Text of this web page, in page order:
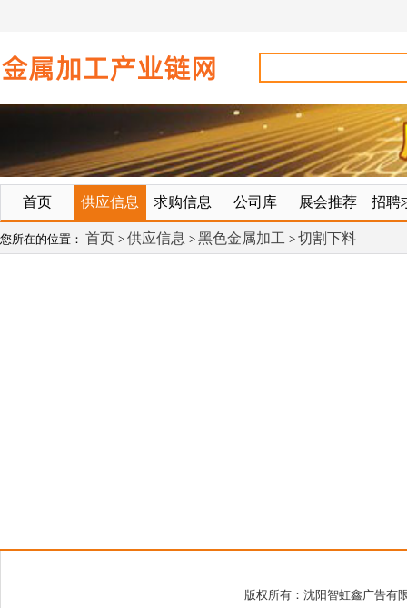
首页 供应信息 求购信息 公司库 展会推荐 招聘
您所在的位置： 首页 > 供应信息 > 黑色金属加工 > 切割下料
版权所有：沈阳智虹鑫广告